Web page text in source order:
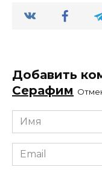
Добавить
Серафим
Имя
*
Email
*